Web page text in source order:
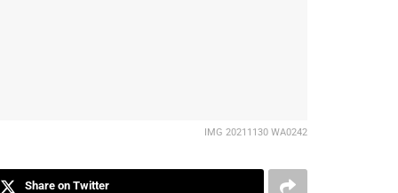
IMG 20211130 WA0242
Share on Twitter